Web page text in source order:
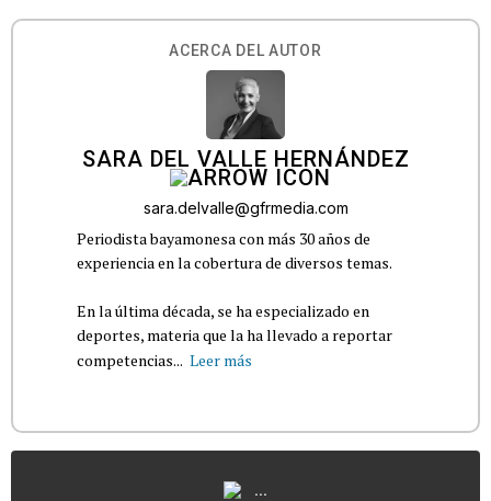
ACERCA DEL AUTOR
SARA DEL VALLE HERNÁNDEZ
sara.delvalle@gfrmedia.com
Periodista bayamonesa con más 30 años de
experiencia en la cobertura de diversos temas.
En la última década, se ha especializado en
deportes, materia que la ha llevado a reportar
competencias... Leer más
...